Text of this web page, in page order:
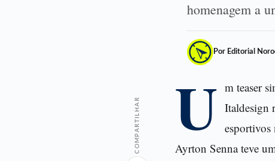
homenagem a
Por Editorial
COMPARTILHAR U m teaser
Italdesign
esportivos
Ayrton Senna teve